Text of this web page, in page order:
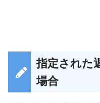
指定された
場合